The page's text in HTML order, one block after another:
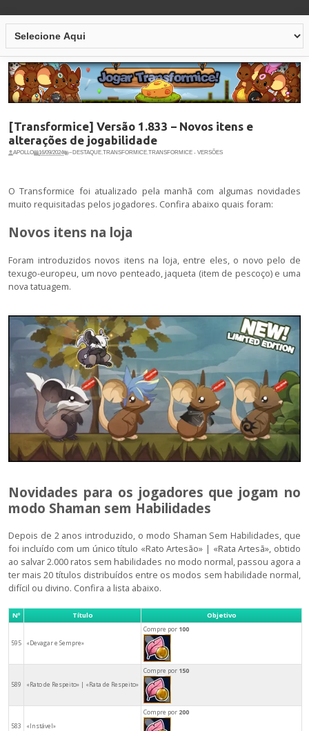
[Transformice] Versão 1.833 – Novos itens e
alterações de jogabilidade
APOLLO 16/09/2024 ~DESTAQUE,TRANSFORMICE,TRANSFORMICE - VERSÕES
O Transformice foi atualizado pela manhã com algumas novidades
muito requisitadas pelos jogadores. Confira abaixo quais foram:
Novos itens na loja
Foram introduzidos novos itens na loja, entre eles, o novo pelo de
texugo-europeu, um novo penteado, jaqueta (item de pescoço) e uma
nova tatuagem.
Novidades para os jogadores que jogam no
modo Shaman sem Habilidades
Depois de 2 anos introduzido, o modo Shaman Sem Habilidades, que
foi incluído com um único título «Rato Artesão» | «Rata Artesã», obtido
ao salvar 2.000 ratos sem habilidades no modo normal, passou agora a
ter mais 20 títulos distribuídos entre os modos sem habilidade normal,
difícil ou divino. Confira a lista abaixo.
Nº Título Objetivo
595 «Devagar e Sempre»
Compre por 100
589 «Rato de Respeito» | «Rata de Respeito»
Compre por 150
583 «Instável»
Compre por 200